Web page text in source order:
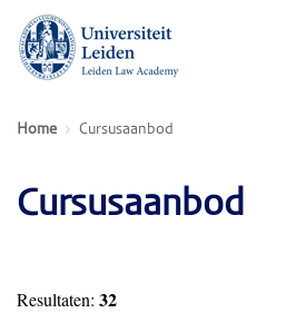
Home Cursusaanbod
Cursusaanbod
Resultaten: 32